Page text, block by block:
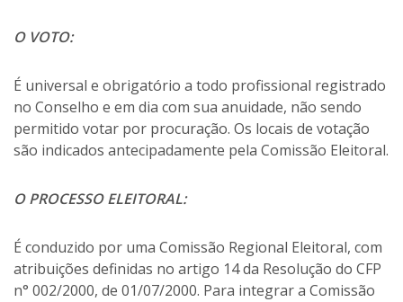
O VOTO:
É universal e obrigatório a todo profissional registrado
no Conselho e em dia com sua anuidade, não sendo
permitido votar por procuração. Os locais de votação
são indicados antecipadamente pela Comissão Eleitoral.
O PROCESSO ELEITORAL:
É conduzido por uma Comissão Regional Eleitoral, com
atribuições definidas no artigo 14 da Resolução do CFP
n° 002/2000, de 01/07/2000. Para integrar a Comissão